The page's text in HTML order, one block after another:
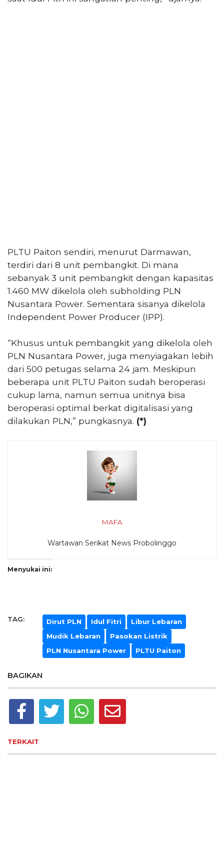
PLTU Paiton sendiri, menurut Darmawan,
terdiri dari 8 unit pembangkit. Di mana
sebanyak 3 unit pembangkit dengan kapasitas
1.460 MW dikelola oleh subholding PLN
Nusantara Power. Sementara sisanya dikelola
Independent Power Producer (IPP).
“Khusus untuk pembangkit yang dikelola oleh
PLN Nusantara Power, juga menyiagakan lebih
dari 500 petugas selama 24 jam. Meskipun
beberapa unit PLTU Paiton sudah beroperasi
cukup lama, namun semua unitnya bisa
beroperasi optimal berkat digitalisasi yang
dilakukan PLN,” pungkasnya. (*)
MAFA
Wartawan Serikat News Probolinggo
Menyukai ini:
TAG: Dirut PLN Idul Fitri
Libur Lebaran
Mudik Lebaran
Pasokan Listrik
PLN Nusantara Power
PLTU Paiton
BAGIKAN
TERKAIT